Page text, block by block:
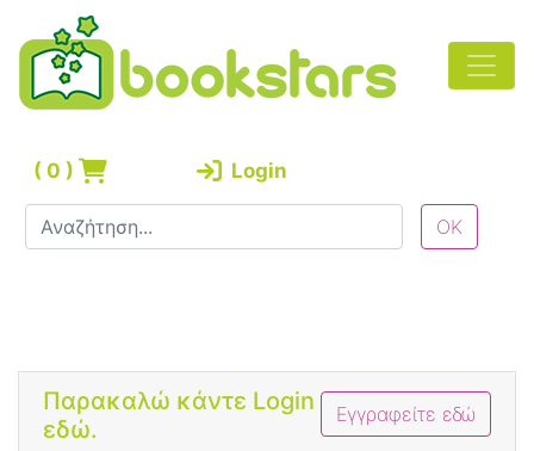
( 0 ) Login
Εγγραφείτε εδώ
Παρακαλώ κάντε Login
εδώ.